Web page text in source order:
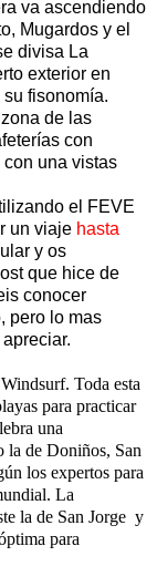
va ascendiendo
Mugardos y el
divisa La
exterior en
fisonomía.
de las
con
una vistas
el FEVE
un viaje hasta
y os
que hice de
conocer
pero lo mas
Toda esta
para practicar
una
la de Doniños, San
los expertos para
La
la de San Jorge y
para